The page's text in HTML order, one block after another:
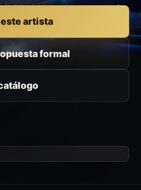
artista
formal